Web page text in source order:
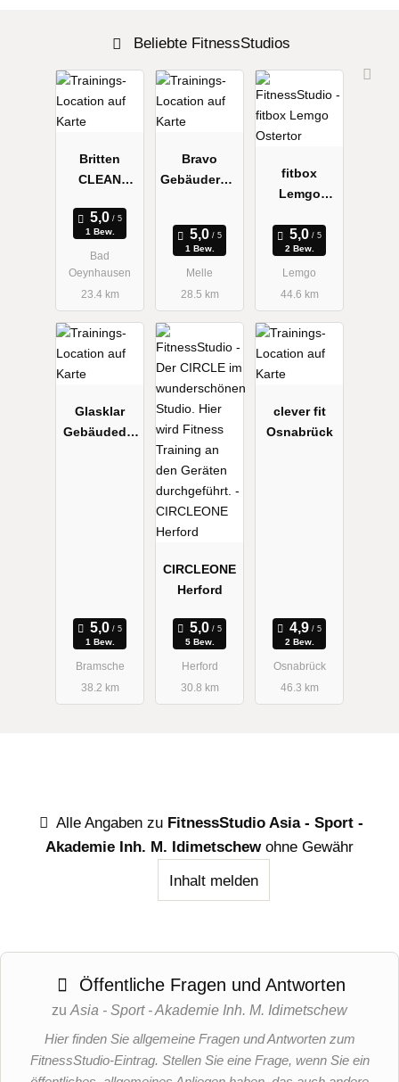
Beliebte FitnessStudios
Britten
CLEAN
igung
1 Bew.
Bad
Oeynhausen
23.4 km
Bravo
Gebäuderein
1 Bew.
Melle
28.5 km
fitbox
Lemgo
2 Bew.
Lemgo
44.6 km
Glasklar
Gebäudedie
1 Bew.
Bramsche
38.2 km
CIRCLEONE
Herford
5 Bew.
Herford
30.8 km
clever fit
Osnabrück
2 Bew.
Osnabrück
46.3 km
Alle Angaben zu FitnessStudio Asia - Sport -
Akademie Inh. M. Idimetschew ohne Gewähr
Inhalt melden
Öffentliche Fragen und Antworten
zu Asia - Sport - Akademie Inh. M. Idimetschew
Hier finden Sie allgemeine Fragen und Antworten zum
FitnessStudio-Eintrag. Stellen Sie eine Frage, wenn Sie ein